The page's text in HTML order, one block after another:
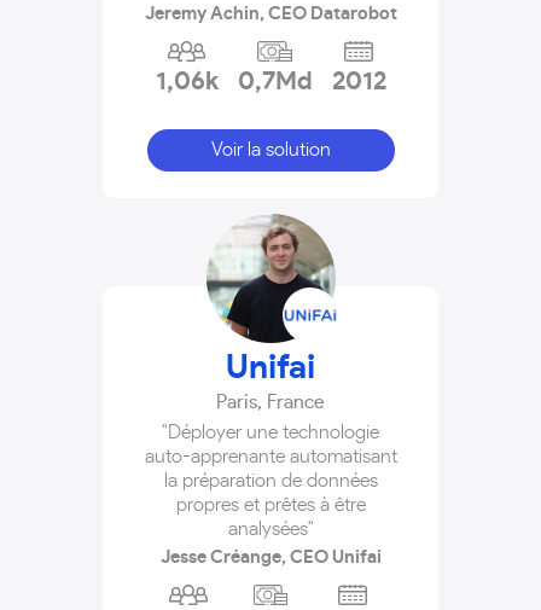
Jeremy Achin, CEO Datarobot
1,06k 0,7Md 2012
Voir la solution
Unifai
Paris, France
"Déployer une technologie
auto-apprenante automatisant
la préparation de données
propres et prêtes à être
analysées"
Jesse Créange, CEO Unifai